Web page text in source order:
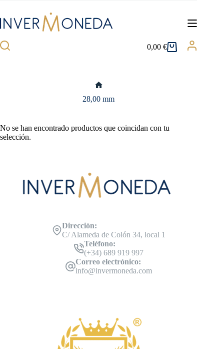
contenido
Carro
0,00€
28,00 mm
No se han encontrado productos que coincidan con tu
selección.
Dirección:
C/ Alameda de Colón 34, local 1
Teléfono:
(+34) 689 919 997
Correo electrónico:
info@invermoneda.com